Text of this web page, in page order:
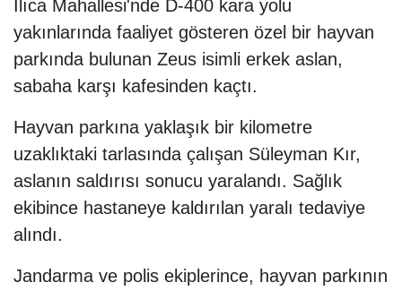
Ilıca Mahallesi'nde D-400 kara yolu
yakınlarında faaliyet gösteren özel bir hayvan
parkında bulunan Zeus isimli erkek aslan,
sabaha karşı kafesinden kaçtı.
Hayvan parkına yaklaşık bir kilometre
uzaklıktaki tarlasında çalışan Süleyman Kır,
aslanın saldırısı sonucu yaralandı. Sağlık
ekibince hastaneye kaldırılan yaralı tedaviye
alındı.
Jandarma ve polis ekiplerince, hayvan parkının